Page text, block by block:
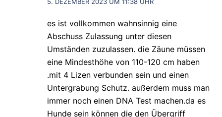
5. DEZEMBER 2023 UM 11:38 UHR
es ist vollkommen wahnsinnig eine
Abschuss Zulassung unter diesen
Umständen zuzulassen. die Zäune müssen
eine Mindesthöhe von 110-120 cm haben
.mit 4 Lizen verbunden sein und einen
Untergrabung Schutz. außerdem muss man
immer noch einen DNA Test machen.da es
Hunde sein können die den Übergriff